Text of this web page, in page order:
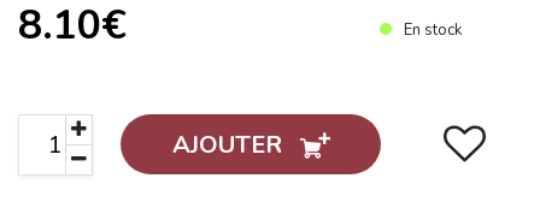
8.10€ En stock
AJOUTER